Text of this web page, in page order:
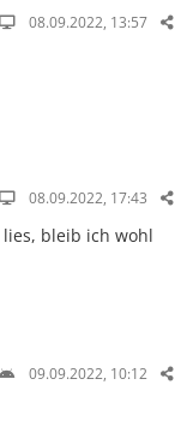
08.09.2022, 13:57
08.09.2022, 17:43
bleib ich wohl
09.09.2022, 10:12